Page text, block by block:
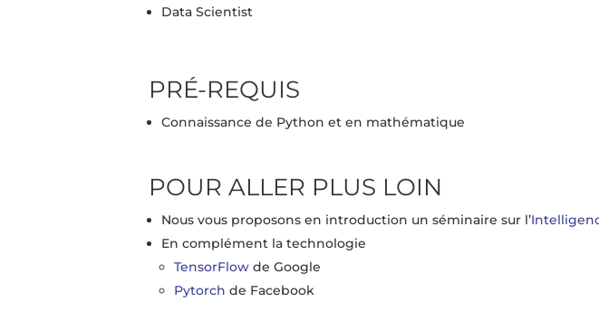
Data Scientist
PRÉ-REQUIS
Connaissance de Python et en mathématique
POUR ALLER PLUS LOIN
Nous vous proposons en introduction un séminaire sur l’
En complément la technologie
TensorFlow de Google
Pytorch de Facebook